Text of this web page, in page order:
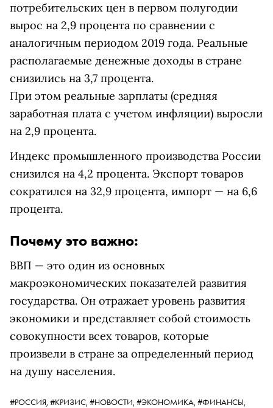
потребительских цен в первом полугодии
вырос на 2,9 процента по сравнении с
аналогичным периодом 2019 года. Реальные
располагаемые денежные доходы в стране
снизились на 3,7 процента.
При этом реальные зарплаты (средняя
заработная плата с учетом инфляции) выросли
на 2,9 процента.
Индекс промышленного производства России
снизился на 4,2 процента. Экспорт товаров
сократился на 32,9 процента, импорт — на 6,6
процента.
Почему это важно:
ВВП — это один из основных
макроэкономических показателей развития
государства. Он отражает уровень развития
экономики и представляет собой стоимость
совокупности всех товаров, которые
произвели в стране за определенный период
на душу населения.
#РОССИЯ, #КРИЗИС, #НОВОСТИ, #ЭКОНОМИКА, #ФИНАНСЫ,